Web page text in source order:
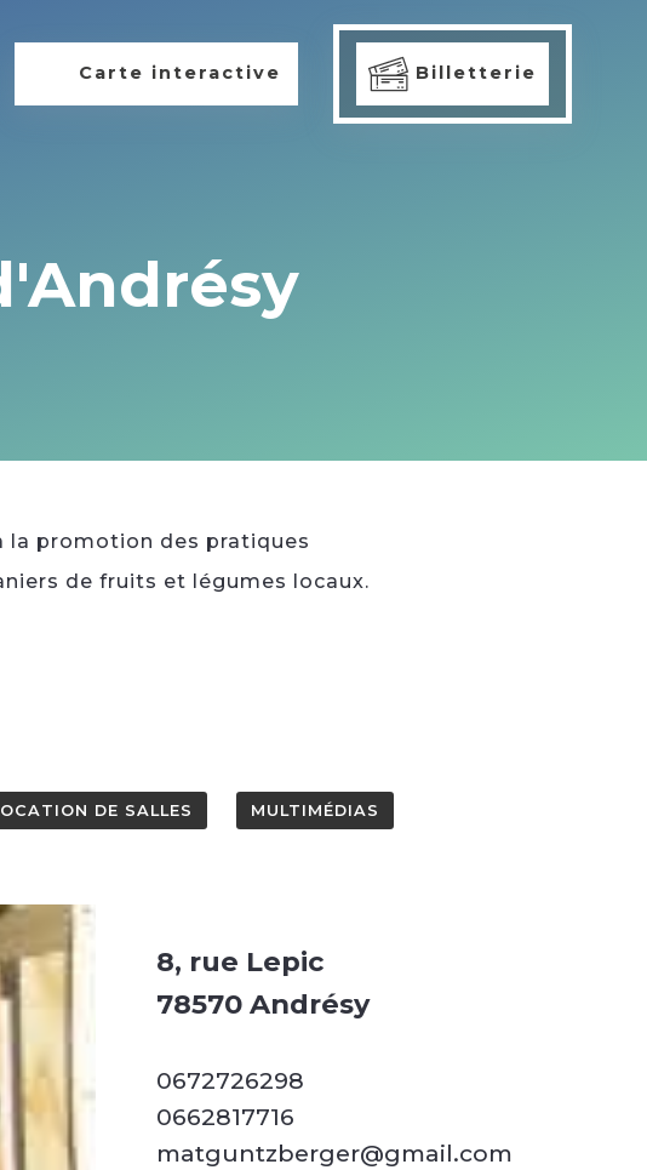
Carte interactive Billetterie
la promotion des pratiques
de fruits et légumes locaux.
DE SALLES MULTIMÉDIAS
8, rue Lepic
78570 Andrésy
0672726298
0662817716
matguntzberger@gmail.com